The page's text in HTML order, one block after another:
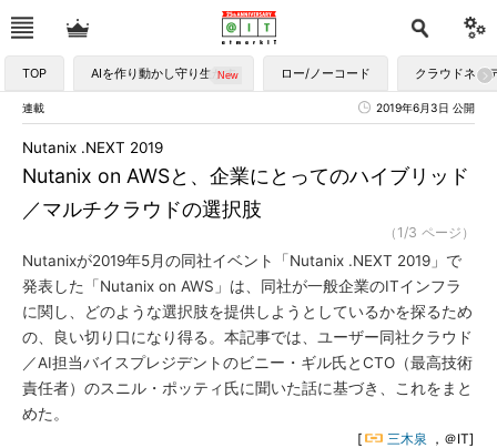
TOP AIを作り動かし守り生かす ロー/ノーコード クラウドネイ
連載 2019年6月3日 公開
Nutanix on AWSと、企業にとってのハイブリッド
／マルチクラウドの選択肢
Nutanix .NEXT 2019
（1/3 ページ）
Nutanixが2019年5月の同社イベント「Nutanix .NEXT 2019」で
発表した「Nutanix on AWS」は、同社が一般企業のITインフラ
に関し、どのような選択肢を提供しようとしているかを探るため
の、良い切り口になり得る。本記事では、ユーザー同社クラウド
／AI担当バイスプレジデントのビニー・ギル氏とCTO（最高技術
責任者）のスニル・ポッティ氏に聞いた話に基づき、これをまと
めた。
[ 三木泉 ，＠IT]